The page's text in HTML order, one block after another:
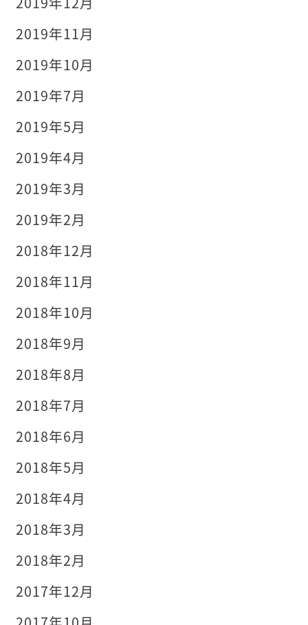
2019年11月
2019年10月
2019年7月
2019年5月
2019年4月
2019年3月
2019年2月
2018年12月
2018年11月
2018年10月
2018年9月
2018年8月
2018年7月
2018年6月
2018年5月
2018年4月
2018年3月
2018年2月
2017年12月